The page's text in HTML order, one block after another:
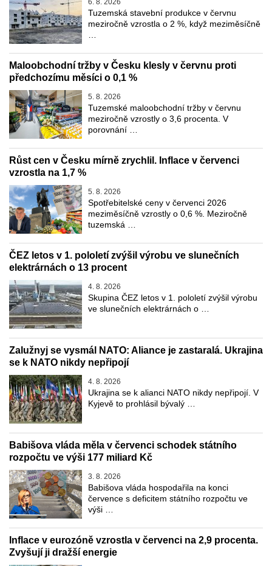
Tuzemská stavební produkce v červnu
meziročně vzrostla o 2 %, když meziměsíčně
Maloobchodní tržby v Česku klesly v červnu proti
předchozímu měsíci o 0,1 %
5. 8. 2026
Tuzemské maloobchodní tržby v červnu
meziročně vzrostly o 3,6 procenta. V
porovnání …
Růst cen v Česku mírně zrychlil. Inflace v červenci
vzrostla na 1,7 %
5. 8. 2026
Spotřebitelské ceny v červenci 2026
meziměsíčně vzrostly o 0,6 %. Meziročně
tuzemská …
ČEZ letos v 1. pololetí zvýšil výrobu ve slunečních
elektrárnách o 13 procent
4. 8. 2026
Skupina ČEZ letos v 1. pololetí zvýšil výrobu
ve slunečních elektrárnách o …
Zalužnyj se vysmál NATO: Aliance je zastaralá. Ukrajina
se k NATO nikdy nepřipojí
4. 8. 2026
Ukrajina se k alianci NATO nikdy nepřipojí. V
Kyjevě to prohlásil bývalý …
Babišova vláda měla v červenci schodek státního
rozpočtu ve výši 177 miliard Kč
3. 8. 2026
Babišova vláda hospodařila na konci
července s deficitem státního rozpočtu ve
výši …
Inflace v eurozóně vzrostla v červenci na 2,9 procenta.
Zvyšují ji dražší energie